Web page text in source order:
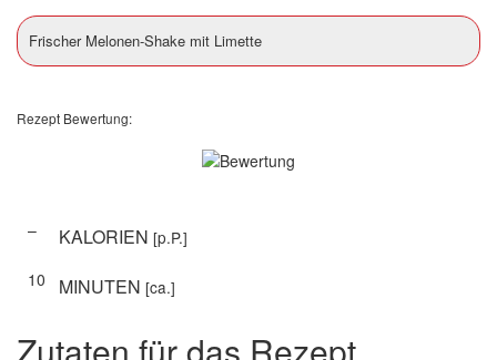
Frischer Melonen-Shake mit Limette
Rezept Bewertung:
– KALORIEN [p.P.]
10
MINUTEN [ca.]
Zutaten für das Rezept